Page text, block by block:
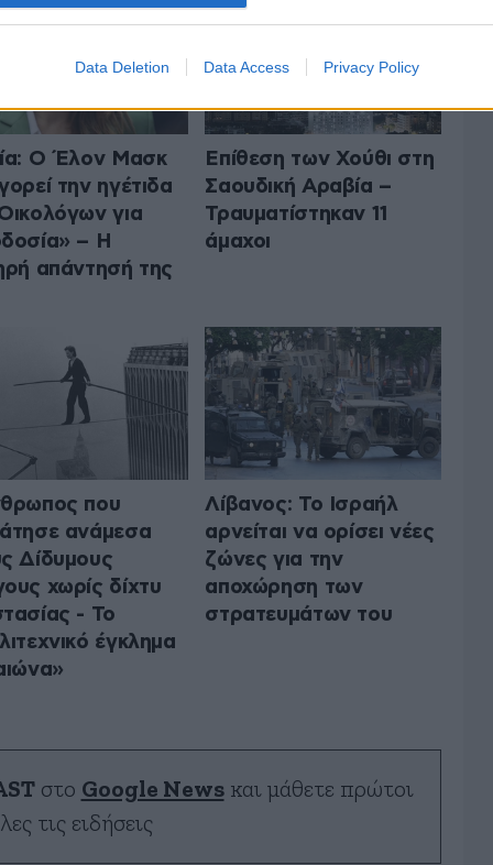
Data Deletion Data Access Privacy Policy
Ο Έλον Μασκ
την ηγέτιδα
για
– Η
απάντησή της
Επίθεση των Χούθι στη
Σαουδική Αραβία –
Τραυματίστηκαν 11
άμαχοι
που
ανάμεσα
Δίδυμους
χωρίς δίχτυ
- Το
έγκλημα
Λίβανος: Το Ισραήλ
αρνείται να ορίσει νέες
ζώνες για την
αποχώρηση των
στρατευμάτων του
στο Google Newsκαι μάθετε πρώτοι
τις ειδήσεις